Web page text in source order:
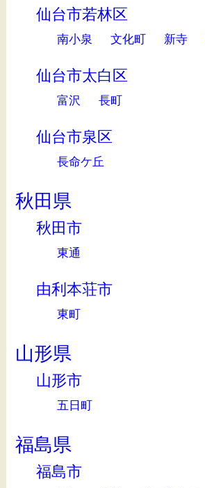
仙台市若林区
南小泉 文化町 新寺
仙台市太白区
富沢 長町
仙台市泉区
長命ケ丘
秋田県
秋田市
東通
由利本荘市
東町
山形県
山形市
五日町
福島県
福島市